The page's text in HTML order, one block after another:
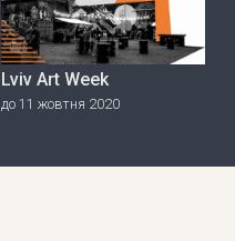
Lviv Art Week
до 11 жовтня 2020